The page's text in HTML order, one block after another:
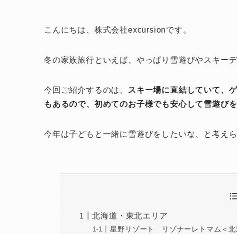
こんにちは、株式会社excursionです。
冬の家族旅行といえば、やっぱり雪遊びやスキー
今回ご紹介するのは、
スキー場に直結していて、
もあるので、初めてのお子様でも安心して雪遊び
今年は子どもと一緒に雪遊びをしたいな、と考え
北海道・東北エリア
星野リゾート リゾナーレトマム＜北